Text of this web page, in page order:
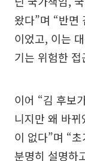
왔다”며 “반면
이었고, 이는
기는 위험한
이어 “김 후보
니지만 왜 바
이 없다”며 “
분명히 설명하